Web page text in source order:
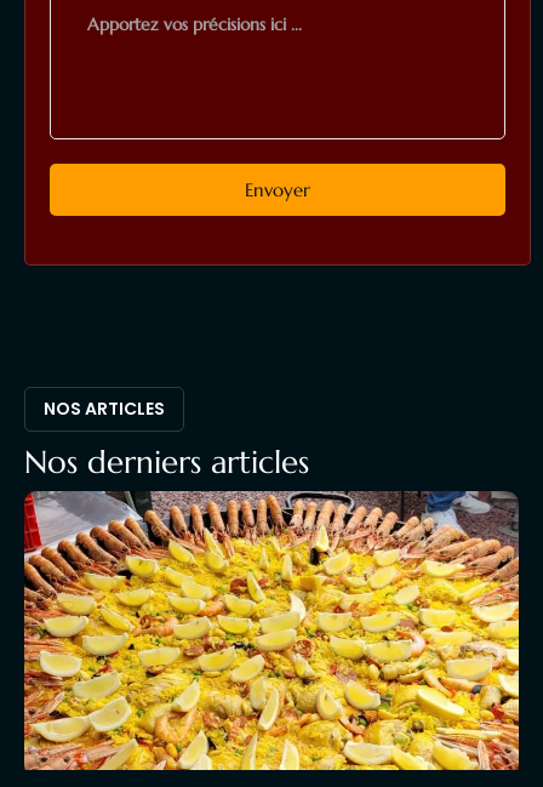
NOS ARTICLES
Nos derniers articles